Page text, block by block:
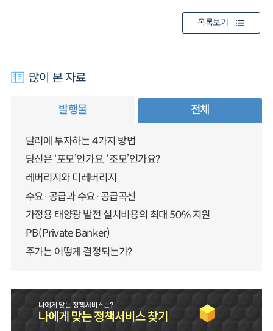
목록보기
많이 본 자료
발행물 전체
달러에 투자하는 4가지 방법
당신은 ‘포모’인가요, ‘조모’인가요?
레버리지와 디레버리지
수요·공급과 수요·공급곡선
가정용 태양광 발전 설치비용의 최대 50% 지원
PB(Private Banker)
주가는 어떻게 결정되는가?